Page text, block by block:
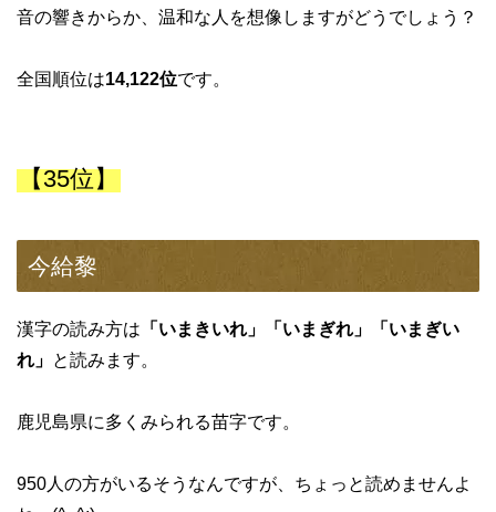
音の響きからか、温和な人を想像しますがどうでしょう？
全国順位は14,122位です。
【35位】
今給黎
漢字の読み方は 「いまきいれ」「いまぎれ」「いまぎい
れ」 と読みます。
鹿児島県に多くみられる苗字です。
950人の方がいるそうなんですが、ちょっと読めませんよ